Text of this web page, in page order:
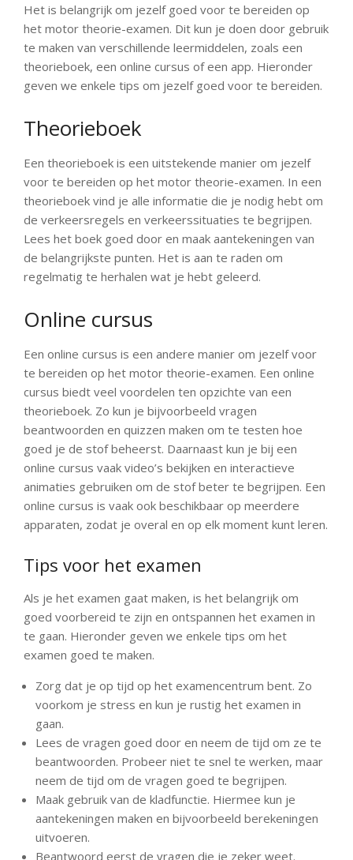
Het is belangrijk om jezelf goed voor te bereiden op
het motor theorie-examen. Dit kun je doen door gebruik
te maken van verschillende leermiddelen, zoals een
theorieboek, een online cursus of een app. Hieronder
geven we enkele tips om jezelf goed voor te bereiden.
Theorieboek
Een theorieboek is een uitstekende manier om jezelf
voor te bereiden op het motor theorie-examen. In een
theorieboek vind je alle informatie die je nodig hebt om
de verkeersregels en verkeerssituaties te begrijpen.
Lees het boek goed door en maak aantekeningen van
de belangrijkste punten. Het is aan te raden om
regelmatig te herhalen wat je hebt geleerd.
Online cursus
Een online cursus is een andere manier om jezelf voor
te bereiden op het motor theorie-examen. Een online
cursus biedt veel voordelen ten opzichte van een
theorieboek. Zo kun je bijvoorbeeld vragen
beantwoorden en quizzen maken om te testen hoe
goed je de stof beheerst. Daarnaast kun je bij een
online cursus vaak video’s bekijken en interactieve
animaties gebruiken om de stof beter te begrijpen. Een
online cursus is vaak ook beschikbaar op meerdere
apparaten, zodat je overal en op elk moment kunt leren.
Tips voor het examen
Als je het examen gaat maken, is het belangrijk om
goed voorbereid te zijn en ontspannen het examen in
te gaan. Hieronder geven we enkele tips om het
examen goed te maken.
Zorg dat je op tijd op het examencentrum bent. Zo
voorkom je stress en kun je rustig het examen in
gaan.
Lees de vragen goed door en neem de tijd om ze te
beantwoorden. Probeer niet te snel te werken, maar
neem de tijd om de vragen goed te begrijpen.
Maak gebruik van de kladfunctie. Hiermee kun je
aantekeningen maken en bijvoorbeeld berekeningen
uitvoeren.
Beantwoord eerst de vragen die je zeker weet.